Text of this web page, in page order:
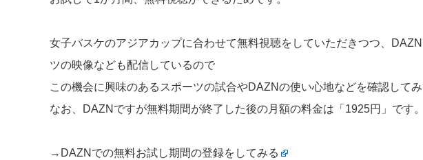
女子バスケのアジアカップに合わせて無料視聴をしていただきつつ、
ツの映像なども配信しているので
この機会に興味のあるスポーツの試合やDAZNの使い心地などを確認してみ
なお、DAZNですが無料期間が終了した後の月額の料金は「1925円」です。
→ DAZNでの無料お試し期間の登録をしてみる